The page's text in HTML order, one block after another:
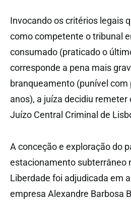
Invocando os critérios legais
como competente o tribunal
consumado (praticado o
corresponde a pena mais
branqueamento (punível com
anos), a juíza decidiu remeter
Juízo Central Criminal de
A conceção e exploração do
estacionamento subterrâneo
Liberdade foi adjudicada em
empresa Alexandre Barbosa